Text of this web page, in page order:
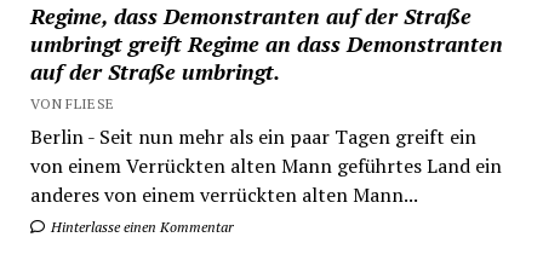
Regime, dass Demonstranten auf der Straße
umbringt greift Regime an dass Demonstranten
auf der Straße umbringt.
VON FLIESE
Berlin - Seit nun mehr als ein paar Tagen greift ein
von einem Verrückten alten Mann geführtes Land ein
anderes von einem verrückten alten Mann...
Hinterlasse einen Kommentar